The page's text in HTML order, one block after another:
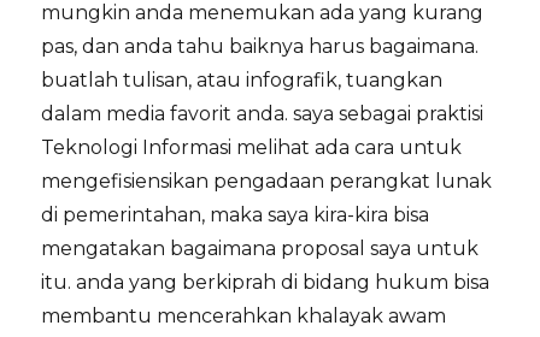
mungkin anda menemukan ada yang kurang
pas, dan anda tahu baiknya harus bagaimana.
buatlah tulisan, atau infografik, tuangkan
dalam media favorit anda. saya sebagai praktisi
Teknologi Informasi melihat ada cara untuk
mengefisiensikan pengadaan perangkat lunak
di pemerintahan, maka saya kira-kira bisa
mengatakan bagaimana proposal saya untuk
itu. anda yang berkiprah di bidang hukum bisa
membantu mencerahkan khalayak awam